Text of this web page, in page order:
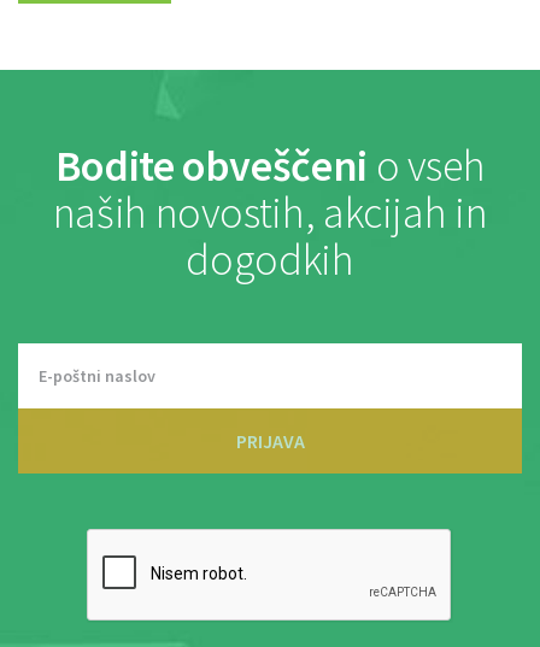
Bodite obveščeni o vseh
naših novostih, akcijah in
dogodkih
PRIJAVA